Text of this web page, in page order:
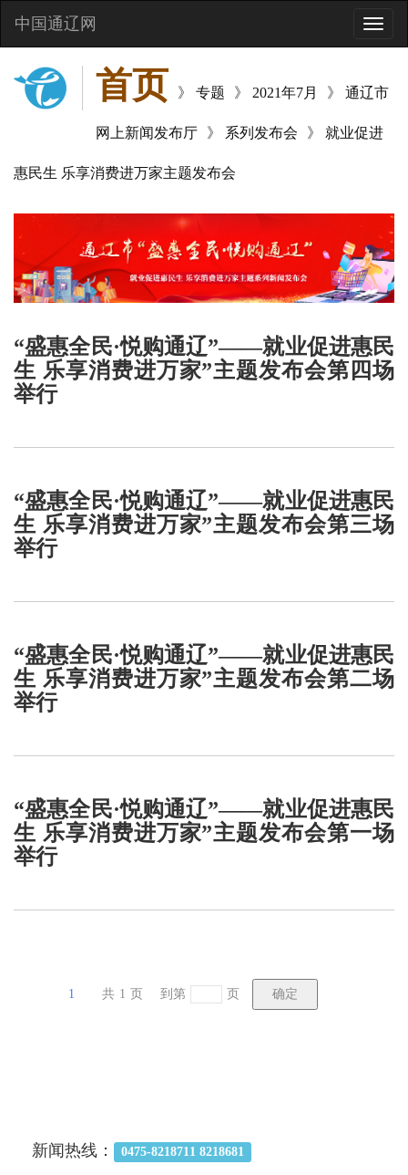
Toggle
中国通辽网
首页 》 专题 》 2021年7月 》 通辽市
网上新闻发布厅 》 系列发布会 》 就业促进
惠民生 乐享消费进万家主题发布会
“盛惠全民·悦购通辽”——就业促进惠民
生 乐享消费进万家”主题发布会第四场
举行
“盛惠全民·悦购通辽”——就业促进惠民
生 乐享消费进万家”主题发布会第三场
举行
“盛惠全民·悦购通辽”——就业促进惠民
生 乐享消费进万家”主题发布会第二场
举行
“盛惠全民·悦购通辽”——就业促进惠民
生 乐享消费进万家”主题发布会第一场
举行
1 共 1 页 到第 页
新闻热线： 0475-8218711 8218681